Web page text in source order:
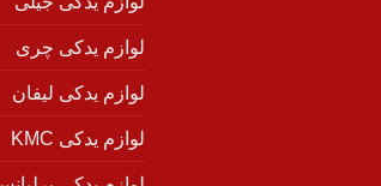
لوازم یدکی چری
لوازم یدکی لیفان
لوازم یدکی KMC